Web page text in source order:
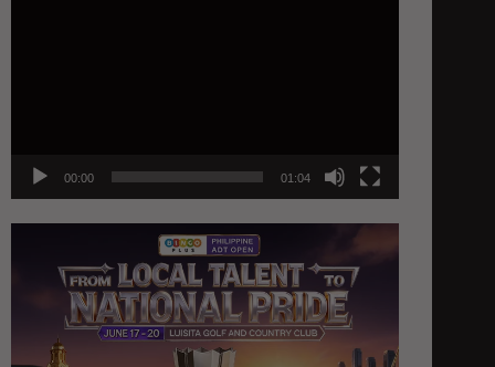
00:00 01:04